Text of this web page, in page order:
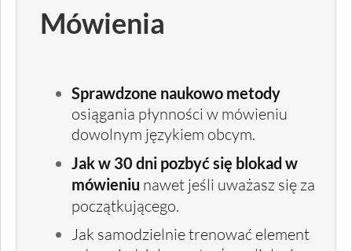
Mówienia
Sprawdzone naukowo metody
osiągania p łynności w mówieniu
dowolnym językiem o bcym.
Jak w 30 dni pozbyć się blokad w
mówieniu nawet jeśli uważasz się za
początkującego.
Jak samodzielnie trenować element